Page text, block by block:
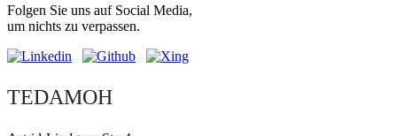
Folgen Sie uns auf Social Media,
um nichts zu verpassen.
TEDAMOH